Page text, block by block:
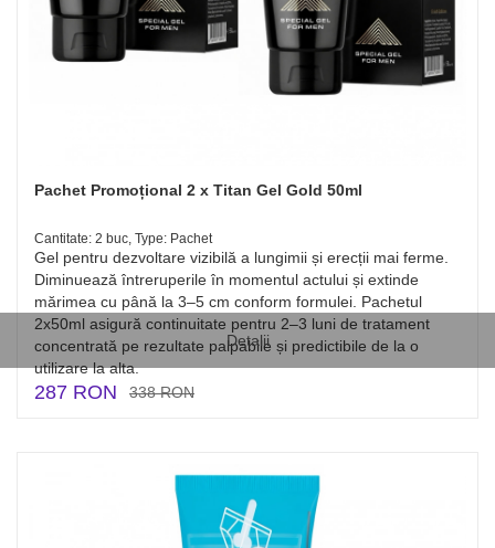
Detalii
Pachet Promoțional 2 x Titan Gel Gold 50ml
Cantitate: 2 buc, Type: Pachet
Gel pentru dezvoltare vizibilă a lungimii și erecții mai ferme.
Diminuează întreruperile în momentul actului și extinde
mărimea cu până la 3–5 cm conform formulei. Pachetul
2x50ml asigură continuitate pentru 2–3 luni de tratament
concentrată pe rezultate palpabile și predictibile de la o
utilizare la alta.
287 RON 338 RON